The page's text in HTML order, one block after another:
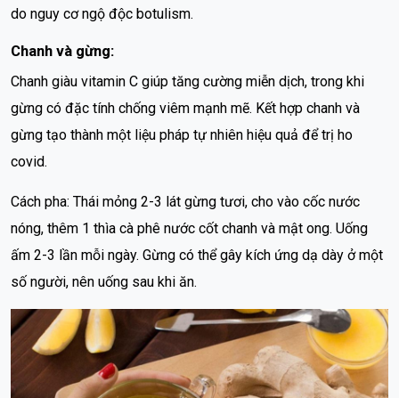
do nguy cơ ngộ độc botulism.
Chanh và gừng:
Chanh giàu vitamin C giúp tăng cường miễn dịch, trong khi
gừng có đặc tính chống viêm mạnh mẽ. Kết hợp chanh và
gừng tạo thành một liệu pháp tự nhiên hiệu quả để trị ho
covid.
Cách pha: Thái mỏng 2-3 lát gừng tươi, cho vào cốc nước
nóng, thêm 1 thìa cà phê nước cốt chanh và mật ong. Uống
ấm 2-3 lần mỗi ngày. Gừng có thể gây kích ứng dạ dày ở một
số người, nên uống sau khi ăn.